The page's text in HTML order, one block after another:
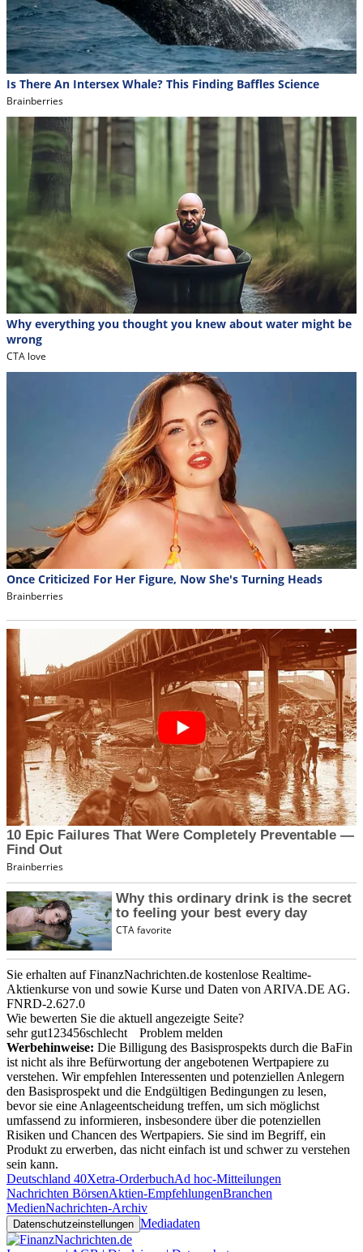
Sie erhalten auf FinanzNachrichten.de kostenlose Realtime-
Aktienkurse von und sowie Kurse und Daten von ARIVA.DE AG.
FNRD-2.627.0
Wie bewerten Sie die aktuell angezeigte Seite?
sehr gut1 23456schlecht
Problem melden
Werbehinweise: Die Billigung des Basisprospekts durch die BaFin
ist nicht als ihre Befürwortung der angebotenen Wertpapiere zu
verstehen. Wir empfehlen Interessenten und potenziellen Anlegern
den Basisprospekt und die Endgültigen Bedingungen zu lesen,
bevor sie eine Anlageentscheidung treffen, um sich möglichst
umfassend zu informieren, insbesondere über die potenziellen
Risiken und Chancen des Wertpapiers. Sie sind im Begriff, ein
Produkt zu erwerben, das nicht einfach ist und schwer zu verstehen
sein kann.
Deutschland 40Xetra-OrderbuchAd hoc-Mitteilungen
Nachrichten BörsenAktien-EmpfehlungenBranchen
MedienNachrichten-Archiv
Datenschutzeinstellungen Mediadaten